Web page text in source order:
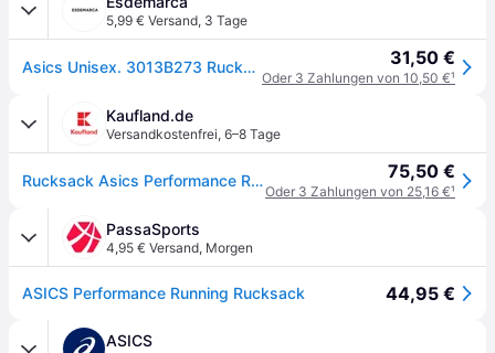
5,99 € Versand, 3 Tage
Asics Unisex. 3013B273 Rucksack Performance Running 10L schwarz (OSFA), Sportlich, Polyester 31,50 €
Oder 3 Zahlungen von 10,50 €¹
Kaufland.de
Versandkostenfrei, 6–8 Tage
Rucksack Asics Performance Running Back Pack 10L für Uni 75,50 €
Oder 3 Zahlungen von 25,16 €¹
PassaSports
4,95 € Versand, Morgen
ASICS Performance Running Rucksack 44,95 €
ASICS